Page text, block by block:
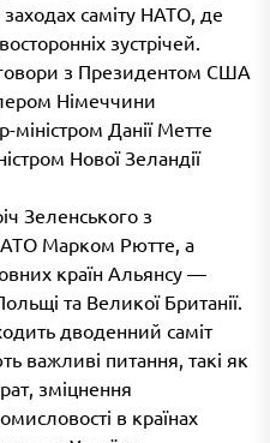
саміту НАТО, де
зустрічей.
з Президентом США
Німеччини
Данії Метте
Нової Зеландії
Зеленського з
Марком Рютте, а
країн Альянсу —
та Великої Британії.
дводенний саміт
важливі питання, такі як
зміцнення
в країнах